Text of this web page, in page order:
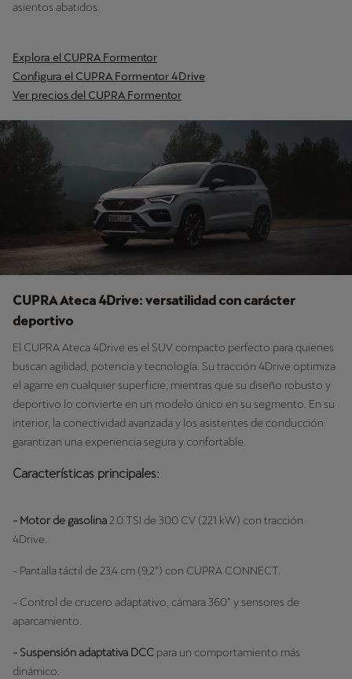
asientos abatidos.
Explora el CUPRA Formentor
Configura el CUPRA Formentor 4Drive
Ver precios del CUPRA Formentor
CUPRA Ateca 4Drive: versatilidad con carácter
deportivo
El CUPRA Ateca 4Drive es el SUV compacto perfecto para quienes
buscan agilidad, potencia y tecnología. Su tracción 4Drive optimiza
el agarre en cualquier superficie, mientras que su diseño robusto y
deportivo lo convierte en un modelo único en su segmento. En su
interior, la conectividad avanzada y los asistentes de conducción
garantizan una experiencia segura y confortable.
Características principales:
- Motor de gasolina 2.0 TSI de 300 CV (221 kW) con tracción
4Drive.
- Pantalla táctil de 23,4 cm (9,2”) con CUPRA CONNECT.
- Control de crucero adaptativo, cámara 360° y sensores de
aparcamiento.
- Suspensión adaptativa DCC para un comportamiento más
dinámico.